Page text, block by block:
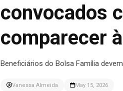
convocados
comparecer
Beneficiários do Bolsa Família
Vanessa Almeida May 15, 2026